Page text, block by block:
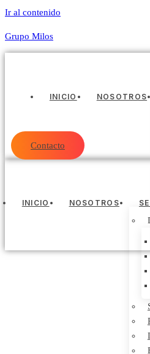
Ir al contenido
Grupo Milos
INICIO NOSOTROS
Contacto
INICIO NOSOTROS